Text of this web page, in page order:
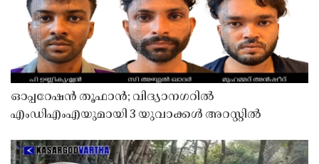
ഓപ്പറേഷൻ തൂഫാൻ; വിദ്യാനഗറിൽ
എംഡിഎംഎയുമായി 3 യുവാക്കൾ അറസ്റ്റിൽ